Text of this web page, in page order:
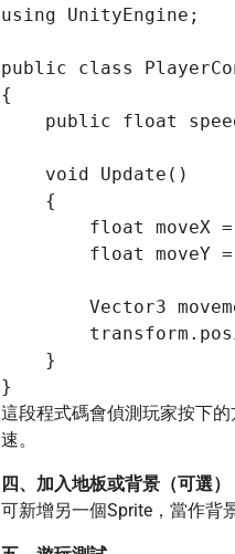
using UnityEngine;
public class
{
public float
    void Update()
    {
float moveX
float moveY
Vector3
    }
這段程式碼會偵測玩家按下的
速。
四、加入地板或背景（可選）
可新增另一個Sprite，當作背